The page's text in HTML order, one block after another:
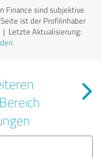
Finance sind subjektive
ist der Profilinhaber
| Letzte Aktualisierung: